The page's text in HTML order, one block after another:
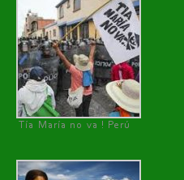
Tía María no va ! Perú